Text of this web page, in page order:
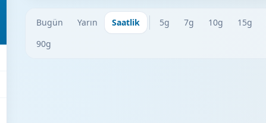
Bugün Yarın Saatlik 5g 7g 10g 15g
90g